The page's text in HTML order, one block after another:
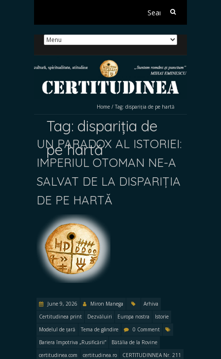
Search
Home / Tag: dispariția de pe hartă
Tag: dispariția de
pe hartă
UN PARADOX AL ISTORIEI:
IMPERIUL OTOMAN NE-A
SALVAT DE LA DISPARIȚIA
DE PE HARTĂ
June 9, 2026 Miron Manega
Arhiva
Certitudinea print
Dezvăluiri Europa nostra
Istorie
Modelul de țară
Tema de gândire
0 Comment
Bariera împotriva „Rusificării”
Bătălia de la Rovine
certitudinea.com
certitudinea.ro
CERTITUDINNEA Nr. 211